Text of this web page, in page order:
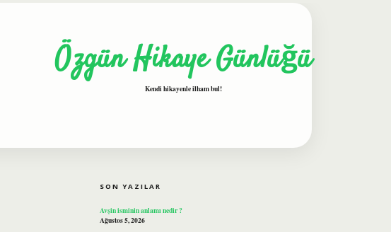
Özgün Hikaye Günlüğü
Kendi hikayenle ilham bul!
SON YAZILAR
Avşin isminin anlamı nedir ?
Ağustos 5, 2026